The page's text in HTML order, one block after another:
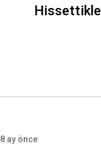
8 ay önce